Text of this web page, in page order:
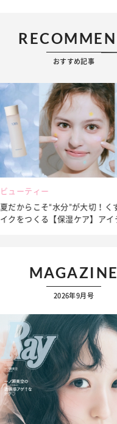
おすすめ記事
ビューティー
夏だからこそ“水分”が大切！く
イクをつくる【保湿ケア】ア
MAGAZINE
2026年9月号